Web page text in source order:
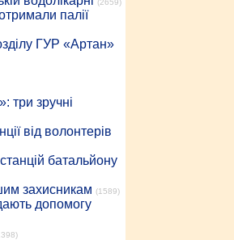
(2659)
палії
ГУР «Артан»
три зручні
від волонтерів
батальйону
захисникам (1589)
допомогу